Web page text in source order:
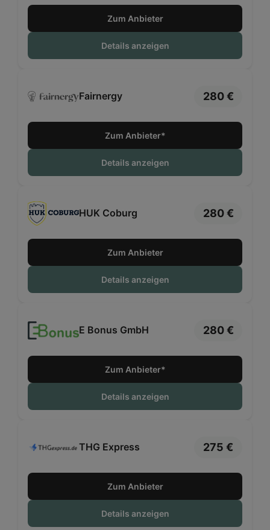
Zum Anbieter
Details anzeigen
Fairnergy 280 €
Zum Anbieter*
Details anzeigen
HUK Coburg 280 €
Zum Anbieter
Details anzeigen
E Bonus GmbH 280 €
Zum Anbieter*
Details anzeigen
THG Express 275 €
Zum Anbieter
Details anzeigen